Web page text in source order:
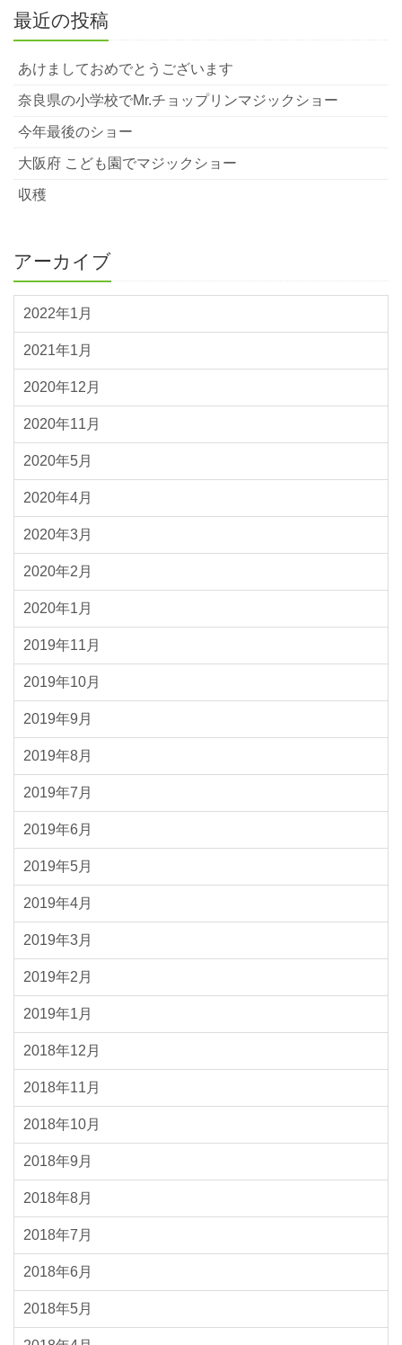
最近の投稿
あけましておめでとうございます
奈良県の小学校でMr.チョップリンマジックショー
今年最後のショー
大阪府 こども園でマジックショー
収穫
アーカイブ
2022年1月
2021年1月
2020年12月
2020年11月
2020年5月
2020年4月
2020年3月
2020年2月
2020年1月
2019年11月
2019年10月
2019年9月
2019年8月
2019年7月
2019年6月
2019年5月
2019年4月
2019年3月
2019年2月
2019年1月
2018年12月
2018年11月
2018年10月
2018年9月
2018年8月
2018年7月
2018年6月
2018年5月